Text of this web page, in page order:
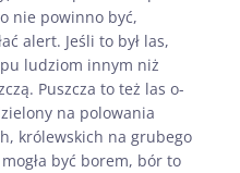
nie powinno być,
alert. Jeśli to był las,
ludziom innym niż
Puszcza to też las o-
na polowania
królewskich na grubego
być borem, bór to